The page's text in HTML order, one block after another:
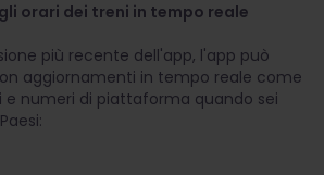
orari dei treni in tempo reale
più recente dell'app, l'app può
aggiornamenti in tempo reale come
e numeri di piattaforma quando sei